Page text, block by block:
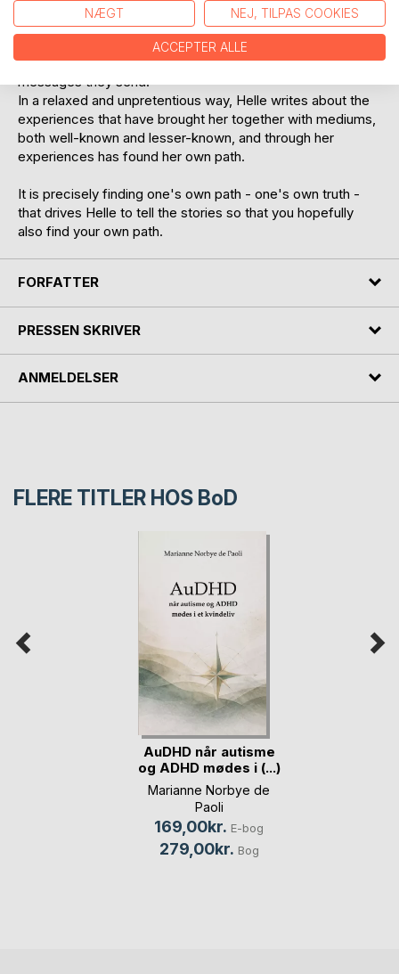
There are many people who, like her, need to find the
spiritual path and Helle's story shows how the Universe
shows the path if you are open and receptive to the
messages they send.
In a relaxed and unpretentious way, Helle writes about the
experiences that have brought her together with mediums,
both well-known and lesser-known, and through her
experiences has found her own path.
It is precisely finding one's own path - one's own truth -
that drives Helle to tell the stories so that you hopefully
also find your own path.
FORFATTER
PRESSEN SKRIVER
ANMELDELSER
FLERE TITLER HOS BoD
AuDHD når autisme
og ADHD mødes i (...)
Marianne Norbye de
Paoli
169,00kr. E-bog
279,00kr. Bog
NÆGT NEJ, TILPAS COOKIES
ACCEPTER ALLE